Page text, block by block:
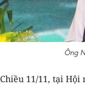
Ông
Chiều 11/11, tại